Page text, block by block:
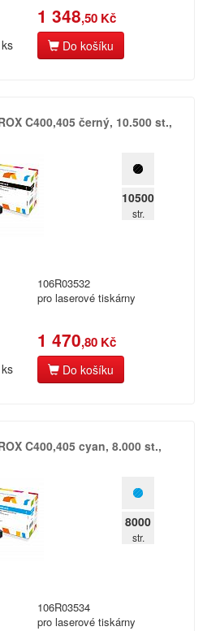
1 348,50 Kč
ks Do košíku
C400,​405 černý,​ 10.​500 st.​,​
10500
str.
106R03532
pro laserové tiskárny
1 470,80 Kč
ks Do košíku
C400,​405 cyan,​ 8.​000 st.​,​
8000
str.
106R03534
pro laserové tiskárny